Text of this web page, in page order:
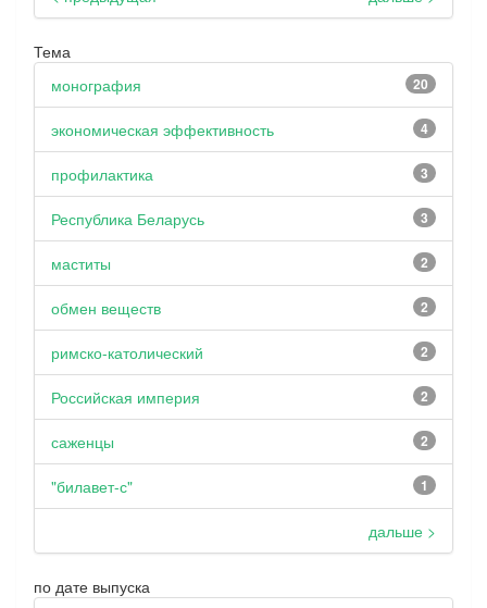
Тема
20
монография
4
экономическая эффективность
3
профилактика
3
Республика Беларусь
2
маститы
2
обмен веществ
2
римско-католический
2
Российская империя
2
саженцы
1
"билавет-с"
дальше >
по дате выпуска